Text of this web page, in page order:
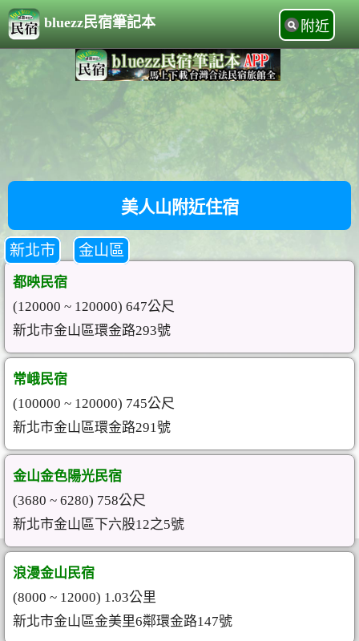
bluezz民宿筆記本 附近
美人山附近住宿
新北市 金山區
都映民宿
(120000 ~ 120000) 647公尺
新北市金山區環金路293號
常峨民宿
(100000 ~ 120000) 745公尺
新北市金山區環金路291號
金山金色陽光民宿
(3680 ~ 6280) 758公尺
新北市金山區下六股12之5號
浪漫金山民宿
(8000 ~ 12000) 1.03公里
新北市金山區金美里6鄰環金路147號